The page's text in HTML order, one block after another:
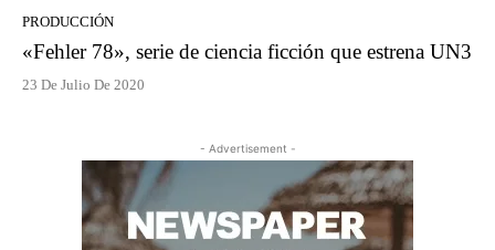
PRODUCCIÓN
«Fehler 78», serie de ciencia ficción que estrena UN3
23 De Julio De 2020
- Advertisement -